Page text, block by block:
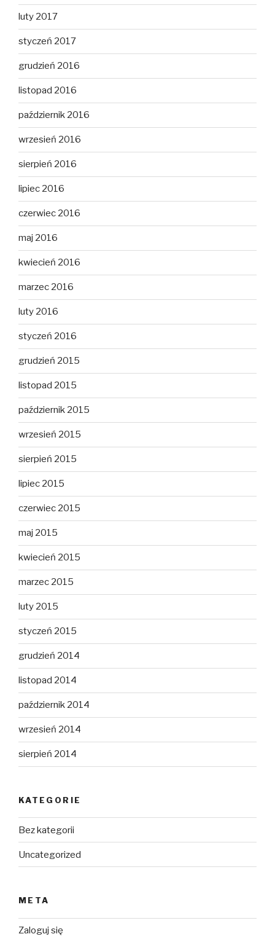
luty 2017
styczeń 2017
grudzień 2016
listopad 2016
październik 2016
wrzesień 2016
sierpień 2016
lipiec 2016
czerwiec 2016
maj 2016
kwiecień 2016
marzec 2016
luty 2016
styczeń 2016
grudzień 2015
listopad 2015
październik 2015
wrzesień 2015
sierpień 2015
lipiec 2015
czerwiec 2015
maj 2015
kwiecień 2015
marzec 2015
luty 2015
styczeń 2015
grudzień 2014
listopad 2014
październik 2014
wrzesień 2014
sierpień 2014
KATEGORIE
Bez kategorii
Uncategorized
META
Zaloguj się